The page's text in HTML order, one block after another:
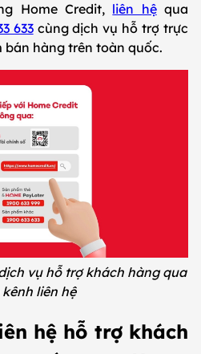
Home Credit, liên hệqua
633cùng dịch vụ hỗ trợ trực
bán hàng trên toàn quốc.
vụ hỗ trợ khách hàng qua
liên hệ
hệ hỗ trợ khách